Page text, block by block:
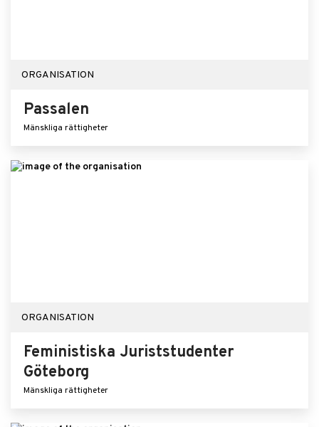
ORGANISATION
Passalen
Mänskliga rättigheter
ORGANISATION
Feministiska Juriststudenter
Göteborg
Mänskliga rättigheter